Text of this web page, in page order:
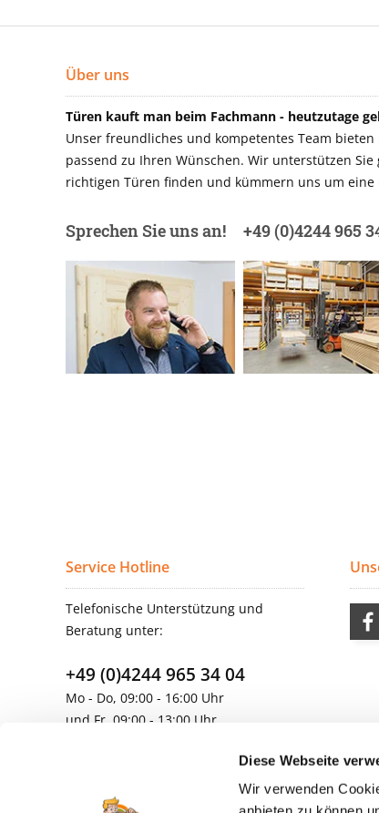
Diese Webseite
Wir verwenden
Über uns
Türen kauft man beim Fachmann - heutzutage
Unser freundliches und kompetentes Team
passend zu Ihren Wünschen. Wir unterstützen
richtigen Türen finden und kümmern uns um eine
Sprechen Sie uns an! +49 (0)4244 965
Service Hotline
Telefonische Unterstützung und
Beratung unter:
+49 (0)4244 965 34 04
Mo - Do, 09:00 - 16:00 Uhr
und Fr, 09:00 - 13:00 Uhr